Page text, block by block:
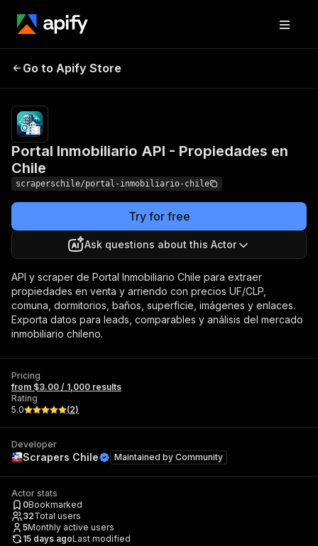
Portal Inmobiliario API -
Go to Apify Store
Portal Inmobiliario API - Propiedades en
Chile
scraperschile/portal-inmobiliario-chile
Try for free
Ask questions about this Actor
API y scraper de Portal Inmobiliario Chile para extraer
propiedades en venta y arriendo con precios UF/CLP,
comuna, dormitorios, baños, superficie, imágenes y enlaces.
Exporta datos para leads, comparables y análisis del mercado
inmobiliario chileno.
Pricing
from $3.00 / 1,000 results
Rating
5.0
(2)
Developer
Scrapers Chile Maintained by Community
Actor stats
0Bookmarked
32Total users
5Monthly active users
15 days agoLast modified